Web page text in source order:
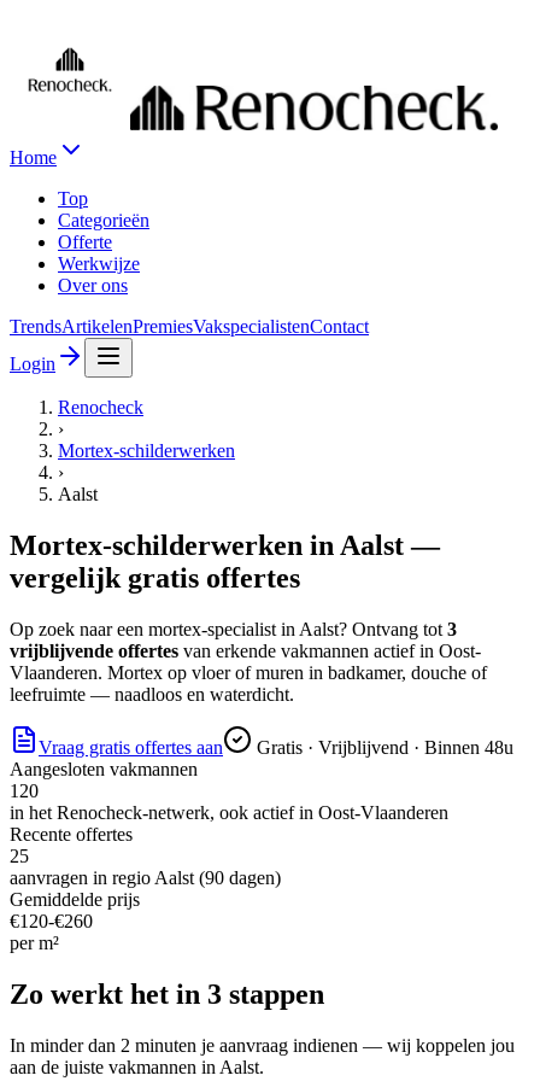
Home
Top
Categorieën
Offerte
Werkwijze
Over ons
TrendsArtikelenPremiesVakspecialistenContact
Login
Renocheck
›
Mortex-schilderwerken
›
Aalst
Mortex-schilderwerken in Aalst—
vergelijk gratis offertes
Op zoek naareen mortex-specialist in Aalst? Ontvang tot 3
vrijblijvende offertes van erkende vakmannen actief in Oost-
Vlaanderen. Mortex op vloer of muren in badkamer, douche of
leefruimte — naadloos en waterdicht.
Vraag gratis offertes aan
Gratis · Vrijblijvend · Binnen 48u
Aangesloten vakmannen
120
in het Renocheck-netwerk, ook actief in Oost-Vlaanderen
Recente offertes
25
aanvragen in regio Aalst (90 dagen)
Gemiddelde prijs
€120-€260
perm²
Zo werkt het in 3 stappen
In minder dan 2 minuten je aanvraag indienen — wij koppelen jou
aan de juiste vakmannen in Aalst.